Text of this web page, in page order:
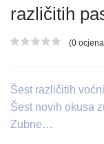
različitih
Ocjena proizvoda
(0
Šest različitih
Šest novih okusa
Zubne…